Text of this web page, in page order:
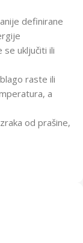
definirane
se uključiti ili
raste ili
a
od prašine,